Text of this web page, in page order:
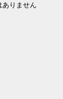
ありません